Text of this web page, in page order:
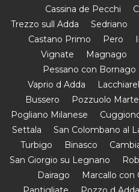
Cassina de Pecchi
Trezzo sull Adda
Sedriano
Castano Primo
Pero
Vignate
Magnago
Pessano con Bornago
Vaprio d Adda
Bussero
Pozzuolo
Pogliano Milanese
Settala
San Colombano al
Turbigo
Binasco
San Giorgio su Legnano
Dairago
Marcallo con